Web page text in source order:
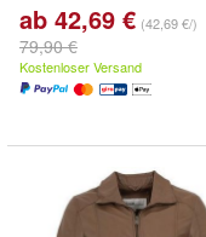
ab 42,69 € (42,69 €/)
79,90 €
Kostenloser Versand